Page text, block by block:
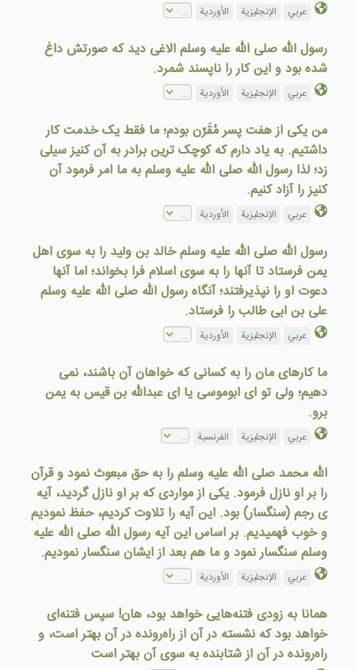
عربي الإنجليزية الأوردية
رسول الله صلى الله عليه وسلم الاغی ديد که صورتش داغ
شده بود و اين كار را ناپسند شمرد.
عربي الإنجليزية الأوردية
من يکی از هفت پسر مُقَرّن بودم؛ ما فقط يک خدمت کار
داشتيم. به ياد دارم که کوچک ترين برادر به آن کنيز سيلی
زد؛ لذا رسول الله صلى الله عليه وسلم به ما امر فرمود آن
کنيز را آزاد کنيم.
عربي الإنجليزية الأوردية
رسول الله صلی الله علیه وسلم خالد بن ولید را به سوی اهل
یمن فرستاد تا آنها را به سوی اسلام فرا بخواند؛ اما آنها
دعوت او را نپذیرفتند؛ آنگاه رسول الله صلی الله علیه وسلم
علی بن ابی طالب را فرستاد.
عربي الإنجليزية الأوردية
ما کارهای مان را به کسانی که خواهان آن باشند، نمی
دهيم؛ ولی تو ای ابوموسی يا ای عبدالله بن قيس به يمن
برو.
عربي الإنجليزية الفرنسية
الله محمد صلى الله عليه وسلم را به حق مبعوث نمود و قرآن
را بر او نازل فرمود. يکی از مواردی که بر او نازل گرديد، آيه
ی رجم (سنگسار) بود. اين آيه را تلاوت کرديم، حفظ نموديم
و خوب فهميديم. بر اساس اين آيه رسول الله صلى الله عليه
وسلم سنگسار نمود و ما هم بعد از ايشان سنگسار نموديم.
عربي الإنجليزية الأوردية
همانا به زودی فتنه‌هایی خواهد بود، هان! سپس فتنه‌ای
خواهد بود که نشسته‌ در آن از راه‌رونده در آن بهتر است، و
راه‌رونده در آن از شتابنده به سوی آن بهتر است